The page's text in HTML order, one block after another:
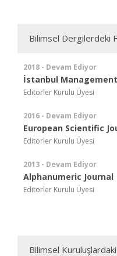
Bilimsel Dergilerdeki
2018 - Devam Ediyor
İstanbul
Editörler Kurulu Üyesi
2016 - Devam Ediyor
European Scientific
Editörler Kurulu Üyesi
2013 - Devam Ediyor
Alphanumeric Journal
Editörler Kurulu Üyesi
Bilimsel